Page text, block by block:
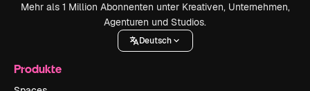
Mehr als 1 Million Abonnenten unter Kreativen, Unternehmen,
Agenturen und Studios.
Deutsch
Produkte